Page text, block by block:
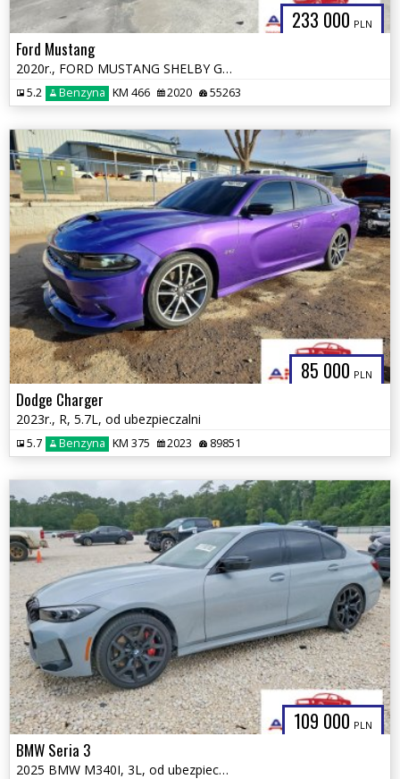
233 000 PLN
Ford Mustang
2020r., FORD MUSTANG SHELBY GT500, 5.2L, od ubezpieczalni
5.2 Benzyna KM 466 2020 55263
85 000 PLN
Dodge Charger
2023r., R, 5.7L, od ubezpieczalni
5.7 Benzyna KM 375 2023 89851
109 000 PLN
BMW Seria 3
2025 BMW M340I, 3L, od ubezpieczalni